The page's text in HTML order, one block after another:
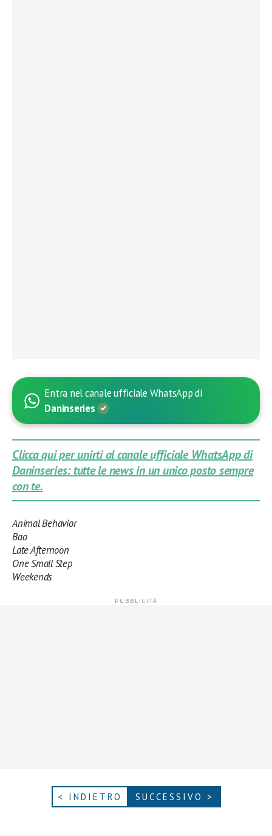
Entra nel canale ufficiale WhatsApp di
Daninseries
Clicca qui per unirti al canale ufficiale WhatsApp di
Daninseries: tutte le news in un unico posto sempre
con te.
Animal Behavior
Bao
Late Afternoon
One Small Step
Weekends
< INDIETRO SUCCESSIVO >